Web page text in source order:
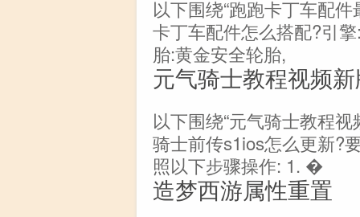
以下围绕“跑跑卡丁车配
卡丁车配件怎么搭配?引
胎:黄金安全轮胎,
元气骑士教程视频
以下围绕“元气骑士教程
骑士前传s1ios怎么更新?
照以下步骤操作: 1. �
造梦西游属性重置